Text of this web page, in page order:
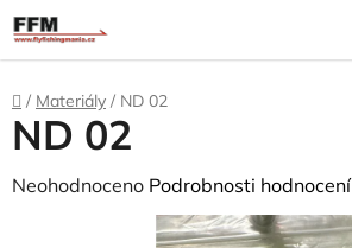
Přejít
na
obsah
Domů
/ Materiály / ND 02
ND 02
Průměrné
Neohodnoceno Podrobnosti hodnocení